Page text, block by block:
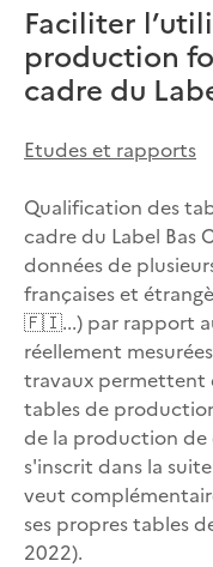
Faciliter
production
cadre du
Etudes et rapports
Qualification des
cadre du Label Bas
données de
françaises et
🇫🇮...) par rapport
réellement
travaux permettent
tables de
de la production de
s'inscrit dans la
veut
ses propres tables
2022).